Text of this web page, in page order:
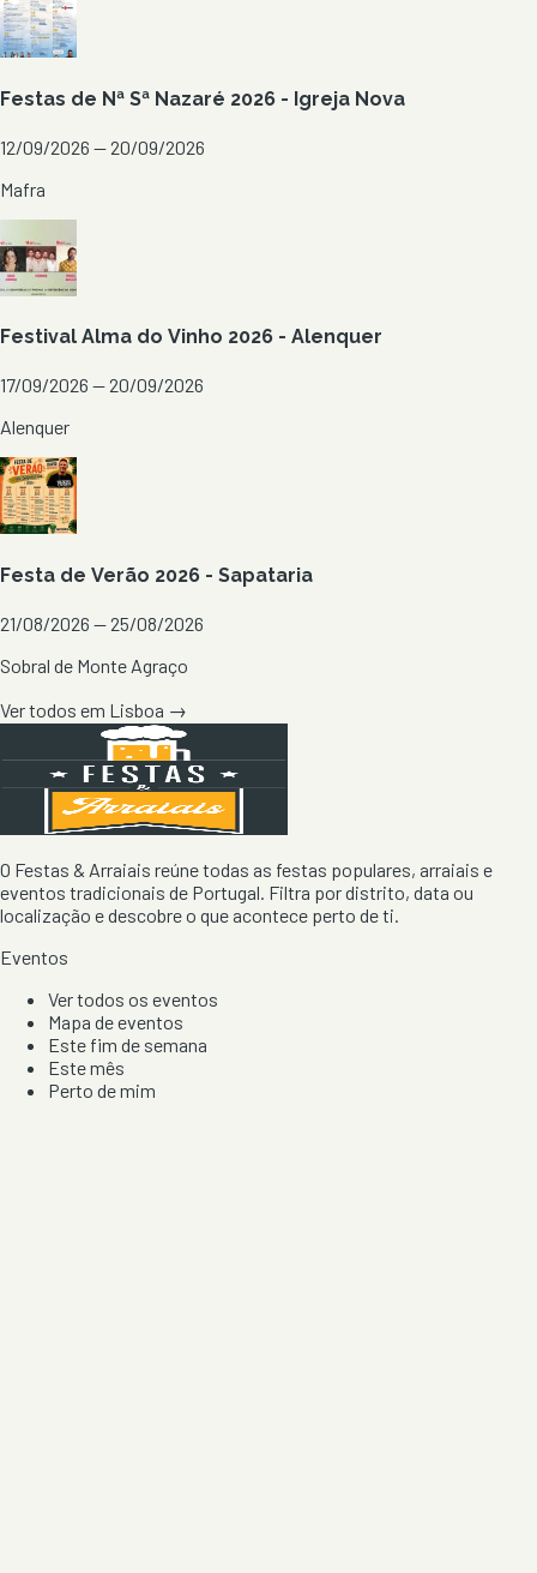
Festas de Nª Sª Nazaré 2026 - Igreja Nova
12/09/2026 — 20/09/2026
Mafra
Festival Alma do Vinho 2026 - Alenquer
17/09/2026 — 20/09/2026
Alenquer
Festa de Verão 2026 - Sapataria
21/08/2026 — 25/08/2026
Sobral de Monte Agraço
Ver todos em Lisboa →
O Festas & Arraiais reúne todas as festas populares, arraiais e
eventos tradicionais de Portugal. Filtra por distrito, data ou
localização e descobre o que acontece perto de ti.
Eventos
Ver todos os eventos
Mapa de eventos
Este fim de semana
Este mês
Perto de mim